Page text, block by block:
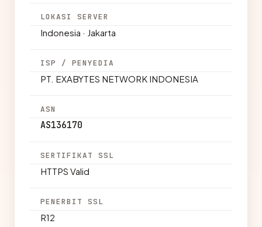
LOKASI SERVER
Indonesia · Jakarta
ISP / PENYEDIA
PT. EXABYTES NETWORK INDONESIA
ASN
AS136170
SERTIFIKAT SSL
HTTPS Valid
PENERBIT SSL
R12